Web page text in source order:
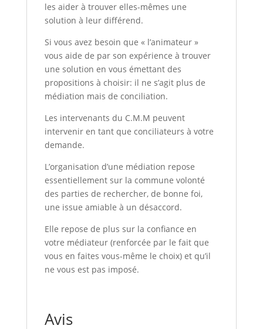
les aider à trouver elles-mêmes une
solution à leur différend.
Si vous avez besoin que « l’animateur »
vous aide de par son expérience à trouver
une solution en vous émettant des
propositions à choisir: il ne s’agit plus de
médiation mais de conciliation.
Les intervenants du C.M.M peuvent
intervenir en tant que conciliateurs à votre
demande.
L’organisation d’une médiation repose
essentiellement sur la commune volonté
des parties de rechercher, de bonne foi,
une issue amiable à un désaccord.
Elle repose de plus sur la confiance en
votre médiateur (renforcée par le fait que
vous en faites vous-même le choix) et qu’il
ne vous est pas imposé.
Avis